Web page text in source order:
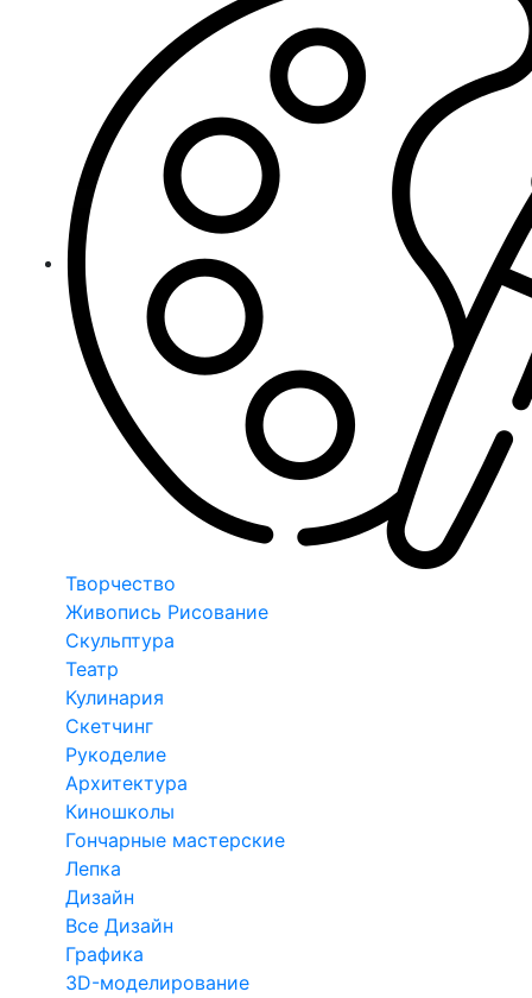
Творчество
Живопись Рисование
Скульптура
Театр
Кулинария
Скетчинг
Рукоделие
Архитектура
Киношколы
Гончарные мастерские
Лепка
Дизайн
Все Дизайн
Графика
3D-моделирование